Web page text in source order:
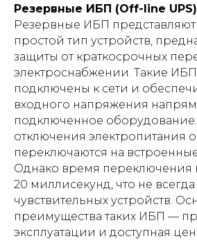
Резервные ИБП (Off-line UPS)
Резервные ИБП
простой тип устройств,
защиты от краткосрочных
электроснабжении. Такие
подключены к сети и
входного напряжения
подключенное оборудование.
отключения электропитания
переключаются на
Однако время переключения
20 миллисекунд, что не
чувствительных устройств.
преимущества таких ИБП —
эксплуатации и доступная